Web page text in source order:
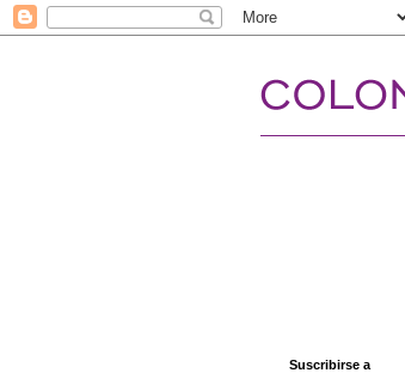
Suscribirse a